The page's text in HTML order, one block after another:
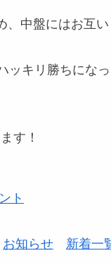
中盤にはお互い
ッキリ勝ちにな
す！
ト
お知らせ 新着一